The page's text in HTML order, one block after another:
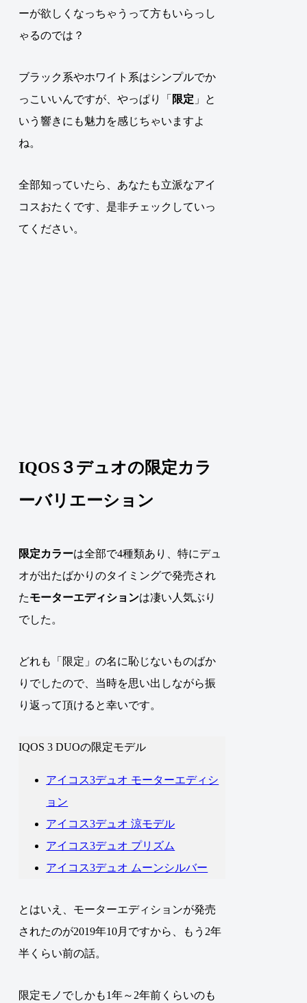
ーが欲しくなっちゃうって方もいらっし
ゃるのでは？
ブラック系やホワイト系はシンプルでか
っこいいんですが、やっぱり「 限定 」と
いう響きにも魅力を感じちゃいますよ
ね。
全部知っていたら、あなたも立派なアイ
コスおたくです、是非チェックしていっ
てください。
IQOS３デュオの限定カラ
ーバリエーション
限定カラーは全部で4種類あり、特にデュ
オが出たばかりのタイミングで発売され
たモーターエディションは凄い人気ぶり
でした 。
どれも「限定」の名に恥じないものばか
りでしたので、当時を思い出しながら振
り返って頂けると幸いです。
IQOS 3 DUOの限定モデル
アイコス3デュオ モーターエディシ
ョン
アイコス3デュオ 涼モデル
アイコス3デュオ プリズム
アイコス3デュオ ムーンシルバー
とはいえ、モーターエディションが発売
されたのが2019年10月ですから、もう2年
半くらい前の話。
限定モノでしかも1年～2年前くらいのも